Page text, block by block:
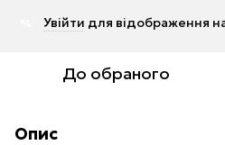
Увійти для відображення
До обраного
Опис